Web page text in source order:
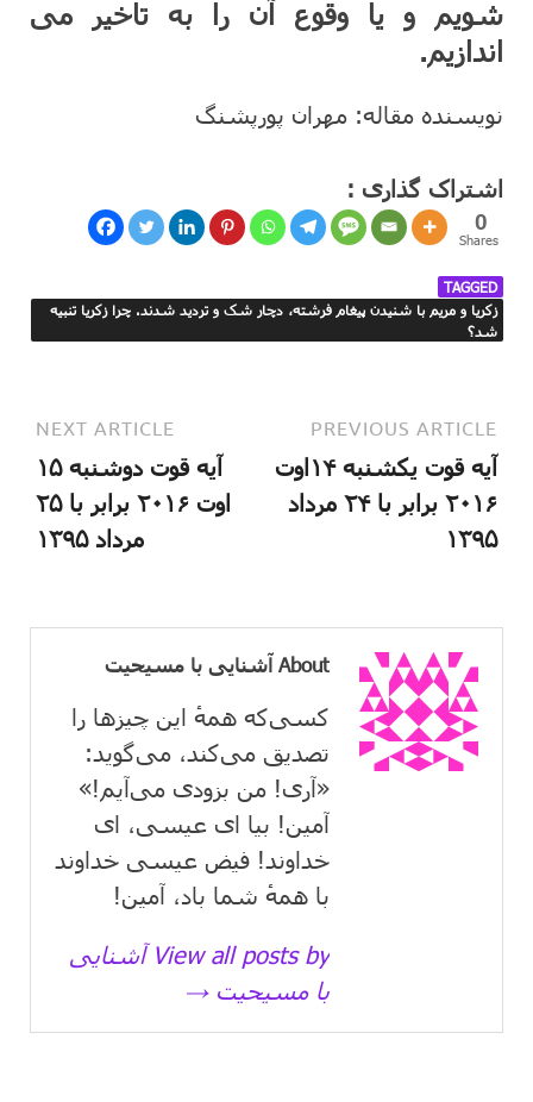
شویم و یا وقوع آن را به تاخیر می
اندازیم.
نویسنده مقاله: مهران پورپشنگ
اشتراک گذاری :
0
Shares
TAGGED
زکریا و مریم با شنیدن پیغام فرشته، دچار شک و تردید شدند. چرا زکریا تنبیه
شد؟
PREVIOUS ARTICLE
آیه قوت یکشنبه ۱۴اوت
۲۰۱۶ برابر با ۲۴ مرداد
۱۳۹۵
NEXT ARTICLE
آیه قوت دوشنبه ۱۵
اوت ۲۰۱۶ برابر با ۲۵
مرداد ۱۳۹۵
About آشنایی با مسیحیت
کسی‌که همهٔ این چیزها را
تصدیق می‌كند، می‌گوید:
«آری! من بزودی می‌آیم!»
آمین! بیا ای عیسی، ای
خداوند! فیض عیسی خداوند
با همهٔ شما باد، آمین!
View all posts by آشنایی
با مسیحیت →